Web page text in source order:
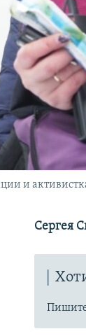
и
Сергея
Пишите